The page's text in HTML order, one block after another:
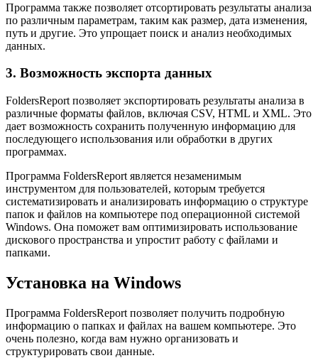
Программа также позволяет отсортировать результаты анализа
по различным параметрам, таким как размер, дата изменения,
путь и другие. Это упрощает поиск и анализ необходимых
данных.
3. Возможность экспорта данных
FoldersReport позволяет экспортировать результаты анализа в
различные форматы файлов, включая CSV, HTML и XML. Это
дает возможность сохранить полученную информацию для
последующего использования или обработки в других
программах.
Программа FoldersReport является незаменимым
инструментом для пользователей, которым требуется
систематизировать и анализировать информацию о структуре
папок и файлов на компьютере под операционной системой
Windows. Она поможет вам оптимизировать использование
дискового пространства и упростит работу с файлами и
папками.
Установка на Windows
Программа FoldersReport позволяет получить подробную
информацию о папках и файлах на вашем компьютере. Это
очень полезно, когда вам нужно организовать и
структурировать свои данные.